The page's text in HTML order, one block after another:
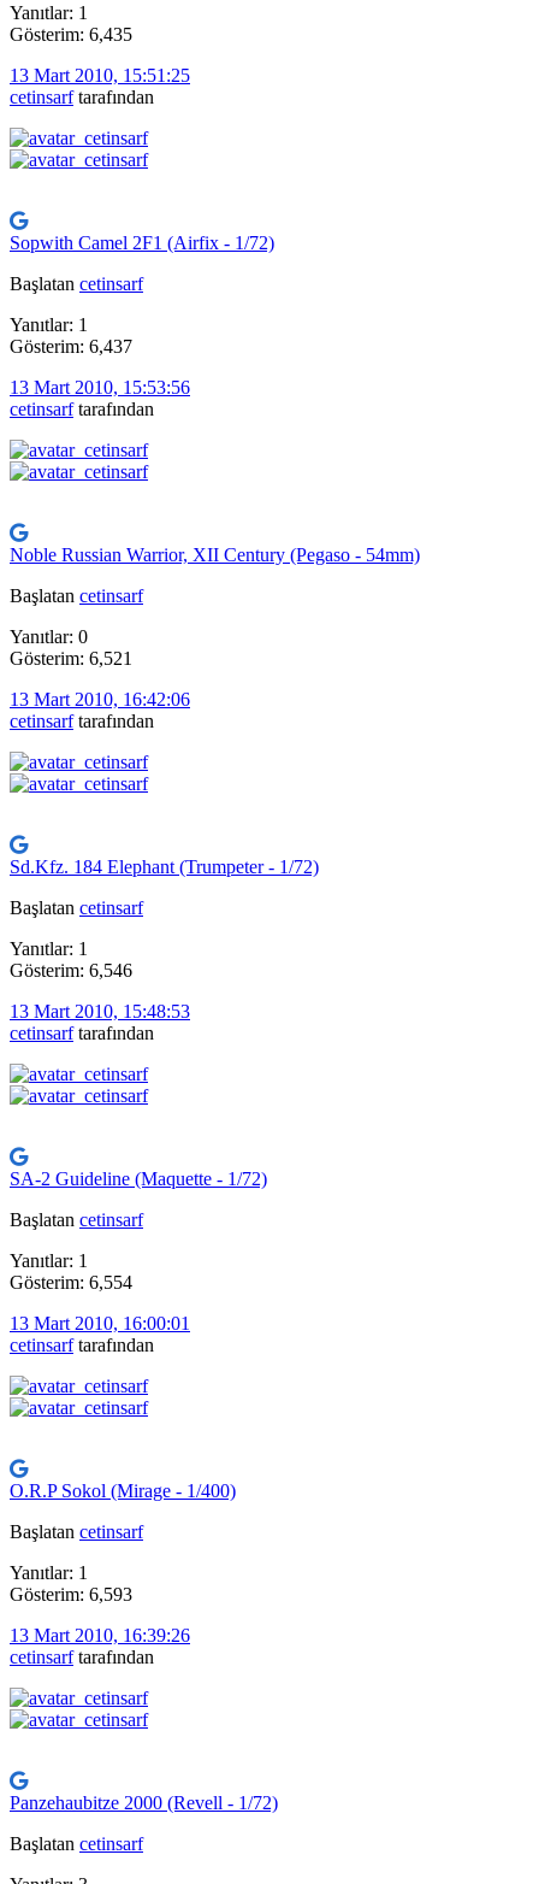
Yanıtlar: 1
Gösterim: 6,435
13 Mart 2010, 15:51:25
cetinsarftarafından
Sopwith Camel 2F1 (Airfix - 1/72)
Başlatan cetinsarf
Yanıtlar: 1
Gösterim: 6,437
13 Mart 2010, 15:53:56
cetinsarftarafından
Noble Russian Warrior, XII Century (Pegaso - 54mm)
Başlatan cetinsarf
Yanıtlar: 0
Gösterim: 6,521
13 Mart 2010, 16:42:06
cetinsarftarafından
Sd.Kfz. 184 Elephant (Trumpeter - 1/72)
Başlatan cetinsarf
Yanıtlar: 1
Gösterim: 6,546
13 Mart 2010, 15:48:53
cetinsarftarafından
SA-2 Guideline (Maquette - 1/72)
Başlatan cetinsarf
Yanıtlar: 1
Gösterim: 6,554
13 Mart 2010, 16:00:01
cetinsarftarafından
O.R.P Sokol (Mirage - 1/400)
Başlatan cetinsarf
Yanıtlar: 1
Gösterim: 6,593
13 Mart 2010, 16:39:26
cetinsarftarafından
Panzehaubitze 2000 (Revell - 1/72)
Başlatan cetinsarf